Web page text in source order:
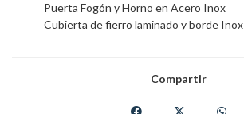
Puerta Fogón y Horno en Acero Inox
Cubierta de fierro laminado y borde Inox
Compartir